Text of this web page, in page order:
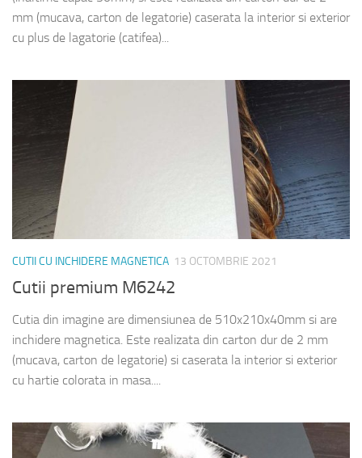
mm (mucava, carton de legatorie) caserata la interior si exterior
cu plus de lagatorie (catifea)...
CUTII CU INCHIDERE MAGNETICA 13 OCTOMBRIE 2021
Cutii premium M6242
Cutia din imagine are dimensiunea de 510x210x40mm si are
inchidere magnetica. Este realizata din carton dur de 2 mm
(mucava, carton de legatorie) si caserata la interior si exterior
cu hartie colorata in masa....